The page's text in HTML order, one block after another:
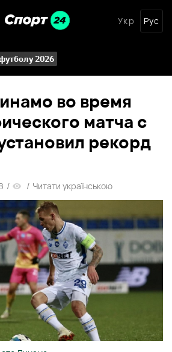
Укр Рус
2026
во время
матча с
рекорд
/ / Читати українською